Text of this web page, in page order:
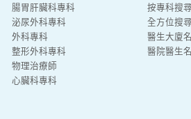
腸胃肝臟科專科
泌尿外科專科
外科專科
整形外科專科
物理治療師
心臟科專科
按專科搜尋
全方位搜尋
醫生大廈
醫院醫生